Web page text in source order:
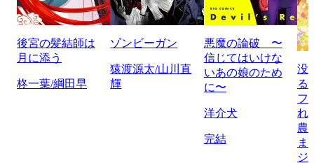
後宮の髪結師は
月に添う
柊一葉/綱田早
ゾンビーガン
猿渡源太/山川直
輝
悪魔の論破 〜
信じてはいけな
いあの娘のため
に〜
洋介犬
完結
没
る
フ
れ
農
ま
ジ